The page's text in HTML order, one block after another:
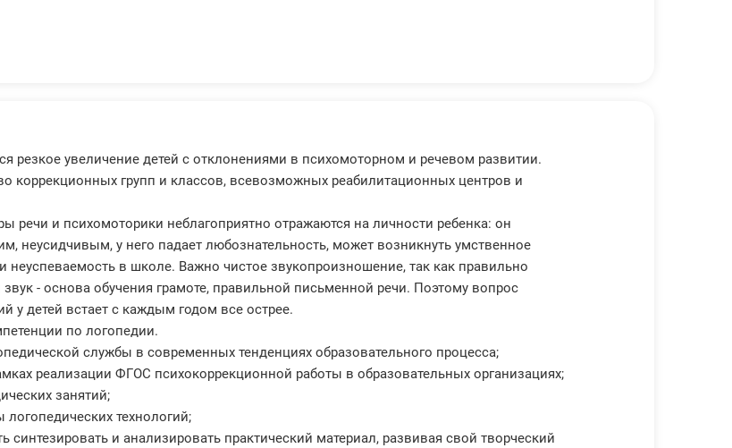
резкое увеличение детей с отклонениями в психомоторном и речевом развитии.
коррекционных групп и классов, всевозможных реабилитационных центров и
речи и психомоторики неблагоприятно отражаются на личности ребенка: он
неусидчивым, у него падает любознательность, может возникнуть умственное
неуспеваемость в школе. Важно чистое звукопроизношение, так как правильно
- основа обучения грамоте, правильной письменной речи. Поэтому вопрос
у детей встает с каждым годом все острее.
по логопедии.
службы в современных тенденциях образовательного процесса;
реализации ФГОС психокоррекционной работы в образовательных организациях;
занятий;
технологий;
синтезировать и анализировать практический материал, развивая свой творческий